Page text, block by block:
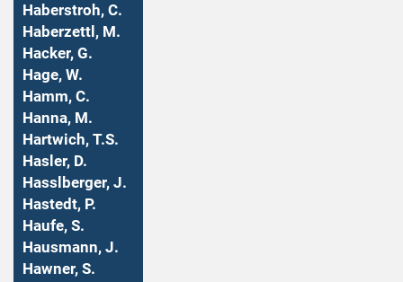
Haberstroh, C.
Haberzettl, M.
Hacker, G.
Hage, W.
Hamm, C.
Hanna, M.
Hartwich, T.S.
Hasler, D.
Hasslberger, J.
Hastedt, P.
Haufe, S.
Hausmann, J.
Hawner, S.